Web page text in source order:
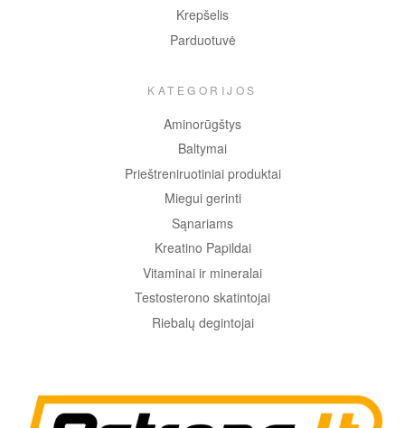
Krepšelis
Parduotuvė
KATEGORIJOS
Aminorūgštys
Baltymai
Prieštreniruotiniai produktai
Miegui gerinti
Sąnariams
Kreatino Papildai
Vitaminai ir mineralai
Testosterono skatintojai
Riebalų degintojai